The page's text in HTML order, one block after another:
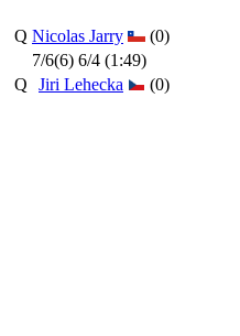
Q Nicolas Jarry
(0)
7/6(6) 6/4 (1:49)
Q
Jiri Lehecka (0)